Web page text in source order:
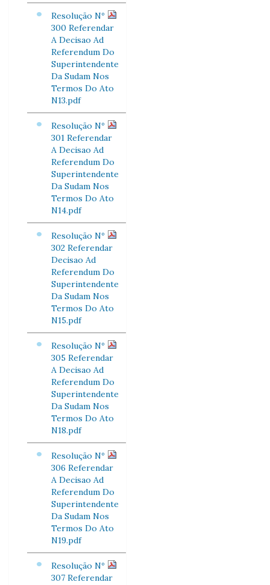
Resolução Nº
300 Referendar
A Decisao Ad
Referendum Do
Superintendente
Da Sudam Nos
Termos Do Ato
N13.pdf
Resolução Nº
301 Referendar
A Decisao Ad
Referendum Do
Superintendente
Da Sudam Nos
Termos Do Ato
N14.pdf
Resolução Nº
302 Referendar
Decisao Ad
Referendum Do
Superintendente
Da Sudam Nos
Termos Do Ato
N15.pdf
Resolução Nº
305 Referendar
A Decisao Ad
Referendum Do
Superintendente
Da Sudam Nos
Termos Do Ato
N18.pdf
Resolução Nº
306 Referendar
A Decisao Ad
Referendum Do
Superintendente
Da Sudam Nos
Termos Do Ato
N19.pdf
Resolução Nº
307 Referendar